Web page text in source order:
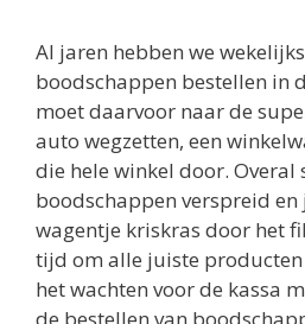
Al jaren hebben we
boodschappen bestellen in
moet daarvoor naar de
auto wegzetten, een
die hele winkel door. Overal
boodschappen verspreid
wagentje kriskras door het
tijd om alle juiste producten
het wachten voor de kassa
de bestellen van